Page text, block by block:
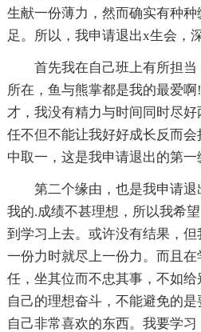
生献一份薄力，然而确实有种
足。所以，我申请退出x生会，
首先我在自己班上有所担
所在，鱼与熊掌都是我的最爱
才，我没有精力与时间同时尽
任不但不能让我好好成长反而
中取一，这是我申请退出的第一
第二个缘由，也是我申请退
我的.成绩不甚理想，所以我希
到学习上去。或许没有结果，
一份力时就尽上一份力。而且
任，坐其位而不忠其事，不如
自己的理想奋斗，不能避免的
自己非常喜欢的东西。我要学